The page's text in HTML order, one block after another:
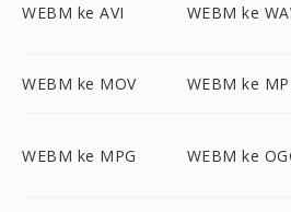
WEBM ke AVI WEBM ke
WEBM ke MOV WEBM ke
WEBM ke MPG WEBM ke